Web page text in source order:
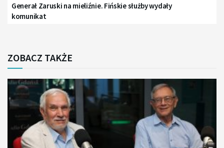
Generał Zaruski na mieliźnie. Fińskie służby wydały
komunikat
ZOBACZ TAKŻE